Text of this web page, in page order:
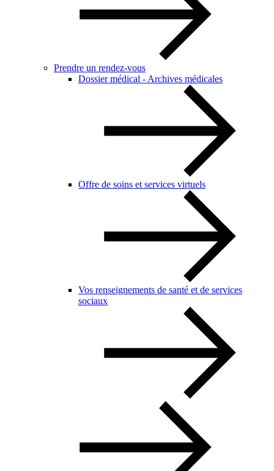
Prendre un rendez-vous
Dossier médical - Archives médicales
Offre de soins et services virtuels
Vos renseignements de santé et de services
sociaux